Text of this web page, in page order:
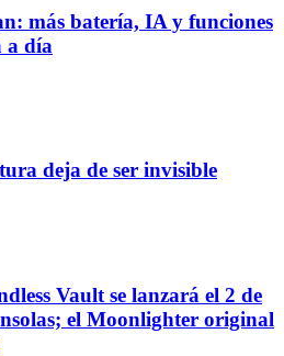
más batería, IA y funciones
a día
deja de ser invisible
Vault se lanzará el 2 de
el Moonlighter original